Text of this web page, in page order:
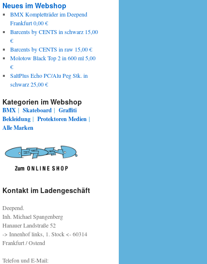
Neues im Webshop
BMX Kompletträder im Deepend
Frankfurt 0,00 €
Barcents by CENTS in schwarz 15,00
€
Barcents by CENTS in raw 15,00 €
Molotow Black Top 2 in 600 ml 5,00
€
SaltPlus Echo PC/Alu Peg Stk. in
schwarz 25,00 €
Kategorien im Webshop
BMX | Skateboard | Graffiti
Bekleidung | ProtektorenMedien |
Alle Marken
Kontakt im Ladengeschäft
Deepend.
Inh. Michael Spangenberg
Hanauer Landstraße 52
-> Innenhof links, 1. Stock <- 60314
Frankfurt / Ostend
Telefon und E-Mail: